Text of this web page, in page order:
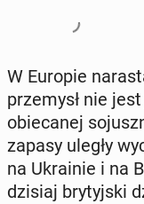
W Europie
prze­mysł nie
obie­ca­nej
zapasy uległy
na Ukra­inie i na
dzisiaj bry­tyj­ski